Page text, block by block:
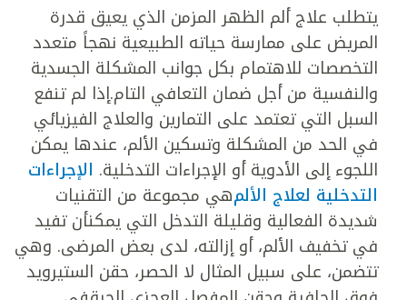
يتطلب علاج ألم الظهر المزمن الذي يعيق قدرة
المريض على ممارسة حياته الطبيعية نهجاً متعدد
التخصصات للاهتمام بكل جوانب المشكلة الجسدية
والنفسية من أجل ضمان التعافي التام.إذا لم تنفع
السبل التي تعتمد على التمارين والعلاج الفيزيائي
في الحد من المشكلة وتسكين الألم، عندها يمكن
اللجوء إلى الأدوية أو الإجراءات التدخلية. الإجراءات
التدخلية لعلاج الألمهي مجموعة من التقنيات
شديدة الفعالية وقليلة التدخل التي يمكنأن تفيد
في تخفيف الألم، أو إزالته، لدى بعض المرضى. وهي
تتضمن، على سبيل المثال لا الحصر، حقن الستيرويد